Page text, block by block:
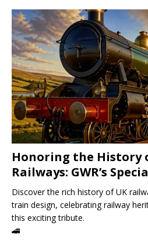
Honoring the History
Railways: GWR’s
Discover the rich history of UK
train design, celebrating railway
this exciting tribute.
🚄